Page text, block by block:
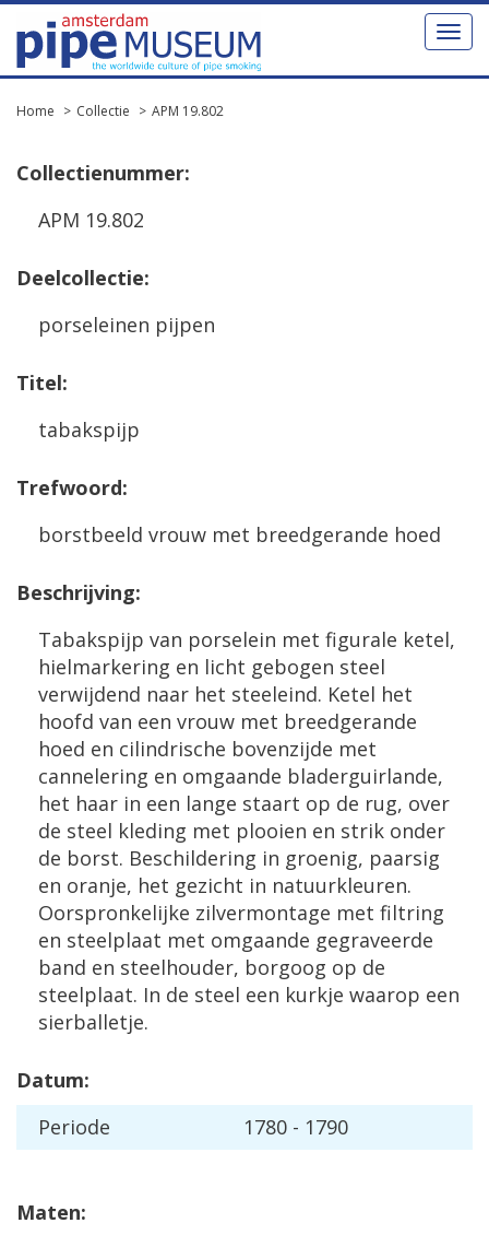
Toggle
Home Collectie APM 19.802
Collectienummer:
APM 19.802
Deelcollectie:
porseleinen pijpen
Titel:
tabakspijp
Trefwoord:
borstbeeld vrouw met breedgerande hoed
Beschrijving:
Tabakspijp van porselein met figurale ketel,
hielmarkering en licht gebogen steel
verwijdend naar het steeleind. Ketel het
hoofd van een vrouw met breedgerande
hoed en cilindrische bovenzijde met
cannelering en omgaande bladerguirlande,
het haar in een lange staart op de rug, over
de steel kleding met plooien en strik onder
de borst. Beschildering in groenig, paarsig
en oranje, het gezicht in natuurkleuren.
Oorspronkelijke zilvermontage met filtring
en steelplaat met omgaande gegraveerde
band en steelhouder, borgoog op de
steelplaat. In de steel een kurkje waarop een
sierballetje.
Datum:
Periode
1780 - 1790
Maten: